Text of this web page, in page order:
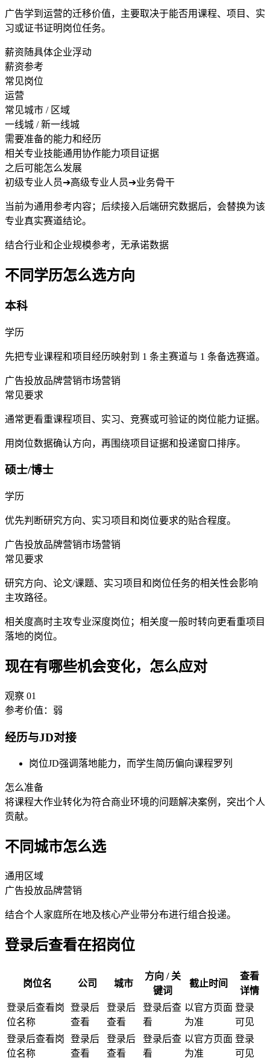
广告学到运营的迁移价值，主要取决于能否用课程、项目、实
习或证书证明岗位任务。
薪资随具体企业浮动
薪资参考
常见岗位
运营
常见城市 / 区域
一线城 / 新一线城
需要准备的能力和经历
相关专业技能通用协作能力项目证据
之后可能怎么发展
初级专业人员➔高级专业人员➔业务骨干
当前为通用参考内容；后续接入后端研究数据后，会替换为该
专业真实赛道结论。
结合行业和企业规模参考，无承诺数据
不同学历怎么选方向
本科
学历
先把专业课程和项目经历映射到 1 条主赛道与 1 条备选赛道。
广告投放品牌营销市场营销
常见要求
通常更看重课程项目、实习、竞赛或可验证的岗位能力证据。
用岗位数据确认方向，再围绕项目证据和投递窗口排序。
硕士/博士
学历
优先判断研究方向、实习项目和岗位要求的贴合程度。
广告投放品牌营销市场营销
常见要求
研究方向、论文/课题、实习项目和岗位任务的相关性会影响
主攻路径。
相关度高时主攻专业深度岗位；相关度一般时转向更看重项目
落地的岗位。
现在有哪些机会变化，怎么应对
观察 01
参考价值： 弱
经历与JD对接
岗位JD强调落地能力，而学生简历偏向课程罗列
怎么准备
将课程大作业转化为符合商业环境的问题解决案例，突出个人
贡献。
不同城市怎么选
通用区域
广告投放品牌营销
结合个人家庭所在地及核心产业带分布进行组合投递。
登录后查看在招岗位
岗位名 公司 城市
方向 / 关
键词
截止时间
查看
详情
登录后查看岗
位名称
登录后
查看
登录后
查看
登录后查
看
以官方页面
为准
登录
可见
登录后查看岗
位名称
登录后
查看
登录后
查看
登录后查
看
以官方页面
为准
登录
可见